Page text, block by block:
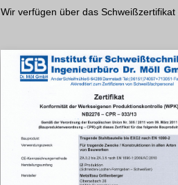
Wir verfügen über das